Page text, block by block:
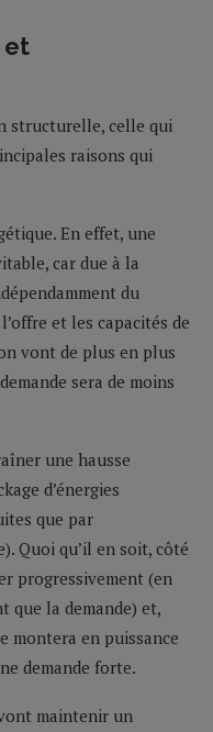
et
structurelle, celle qui
raisons qui
En effet, une
car due à la
du
et les capacités de
vont de plus en plus
sera de moins
une hausse
d’énergies
que par
Quoi qu’il en soit, côté
progressivement (en
que la demande) et,
montera en puissance
demande forte.
maintenir un